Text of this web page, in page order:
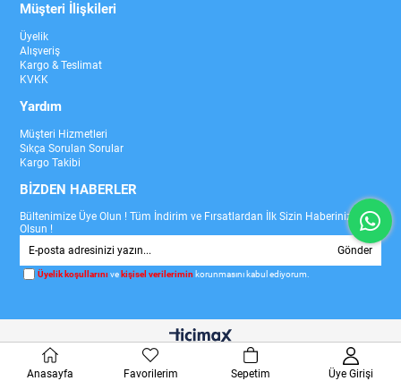
Müşteri İlişkileri
Üyelik
Alışveriş
Kargo & Teslimat
KVKK
Yardım
Müşteri Hizmetleri
Sıkça Sorulan Sorular
Kargo Takibi
BİZDEN HABERLER
Bültenimize Üye Olun ! Tüm İndirim ve Fırsatlardan İlk Sizin Haberiniz
Olsun !
Gönder
Üyelik koşullarını ve kişisel verilerimin korunmasını kabul ediyorum.
Anasayfa Favorilerim Sepetim Üye Girişi